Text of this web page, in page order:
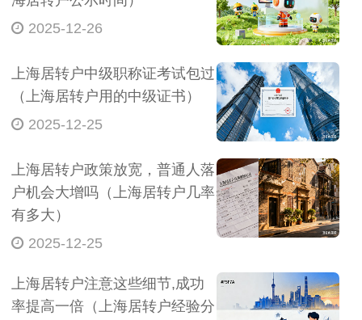
2025-12-26
上海居转户中级职称证考试包过
（上海居转户用的中级证书）
2025-12-25
上海居转户政策放宽，普通人落
户机会大增吗（上海居转户几率
有多大）
2025-12-25
上海居转户注意这些细节,成功
率提高一倍（上海居转户经验分